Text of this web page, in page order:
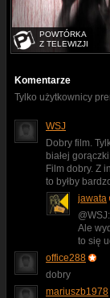
POWTÓRKA
Z TELEWIZJI
Komentarze
Tylko użytkownicy
WSJ
Dobry film.
białej gorączki.
Film dobry. Z
to byłby
jawata
Ale
to się
office288
dobry
mariuszb1978